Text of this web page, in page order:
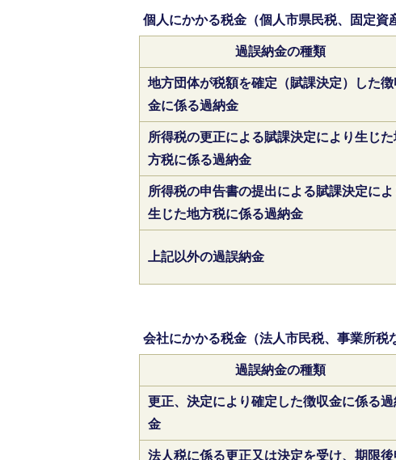
個人にかかる税金（個人市県民税、固定資
過誤納金の種類
地方団体が税額を確定（賦課決定）した徴
金に係る過納金
所得税の更正による賦課決定により生じた
方税に係る過納金
所得税の申告書の提出による賦課決定によ
生じた地方税に係る過納金
上記以外の過誤納金
会社にかかる税金（法人市民税、事業所税
過誤納金の種類
更正、決定により確定した徴収金に係る過
金
法人税に係る更正又は決定を受け、期限後